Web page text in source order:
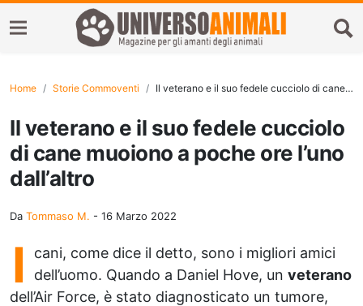
Home Storie Commoventi Il veterano e il suo fedele cucciolo di cane muoiono a poche ore l’uno dall’altro
Il veterano e il suo fedele cucciolo
di cane muoiono a poche ore l’uno
dall’altro
Da Tommaso M. - 16 Marzo 2022
I
cani, come dice il detto, sono i migliori amici
dell’uomo. Quando a Daniel Hove, un veterano
dell’Air Force, è stato diagnosticato un tumore,